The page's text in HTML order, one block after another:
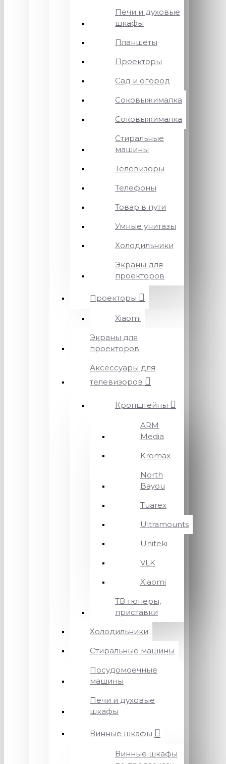
Печи и духовые
шкафы
Планшеты
Проекторы
Сад и огород
Соковыжималка
Соковыжималка
Стиральные
машины
Телевизоры
Телефоны
Товар в пути
Умные унитазы
Холодильники
Экраны для
проекторов
Проекторы
Xiaomi
Экраны для
проекторов
Аксессуары для
телевизоров
Кронштейны
ARM
Media
Kromax
North
Bayou
Tuarex
Ultramounts
Uniteki
VLK
Xiaomi
ТВ тюнеры,
приставки
Холодильники
Стиральные машины
Посудомоечные
машины
Печи и духовые
шкафы
Винные шкафы
Винные шкафы